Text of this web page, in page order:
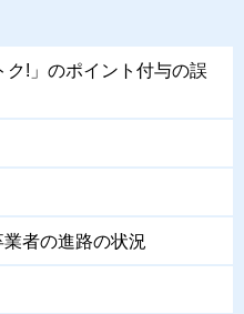
!」のポイント付与の誤
者の進路の状況